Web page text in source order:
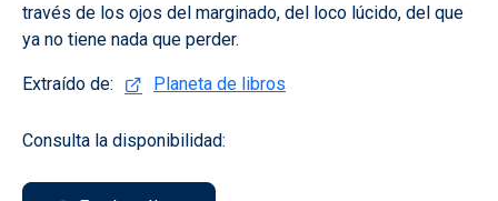
través de los ojos del marginado, del loco lúcido, del que
ya no tiene nada que perder.
Extraído de: Planeta de libros
Consulta la disponibilidad: